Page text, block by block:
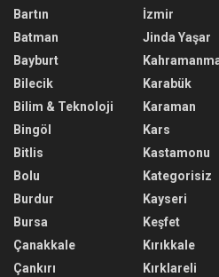
Bartın
Batman
Bayburt
Bilecik
Bilim & Teknoloji
Bingöl
Bitlis
Bolu
Burdur
Bursa
Çanakkale
Çankırı
İzmir
Jinda Yaşar
Karabük
Karaman
Kars
Kastamonu
Kategorisiz
Kayseri
Keşfet
Kırıkkale
Kırklareli